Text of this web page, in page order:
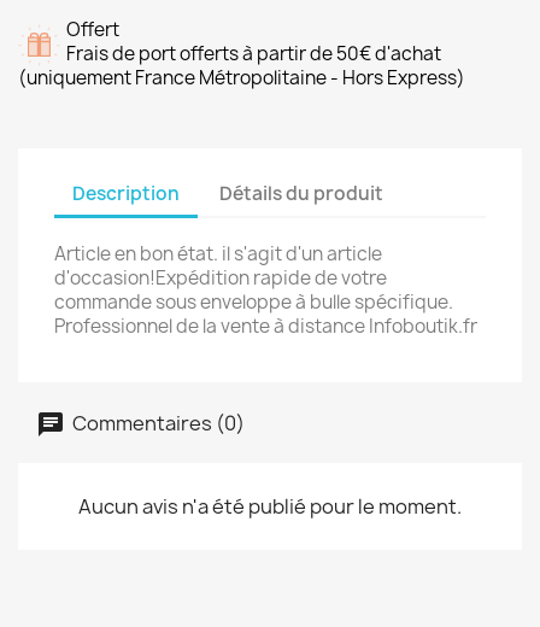
Offert
Frais de port offerts à partir de 50€ d'achat
(uniquement France Métropolitaine - Hors Express)
Description Détails du produit
Article en bon état. il s'agit d'un article
d'occasion!Expédition rapide de votre
commande sous enveloppe à bulle spécifique.
Professionnel de la vente à distance Infoboutik.fr
Commentaires (0)
Aucun avis n'a été publié pour le moment.